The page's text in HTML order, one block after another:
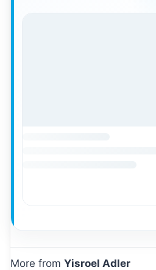
More from Yisroel Adler